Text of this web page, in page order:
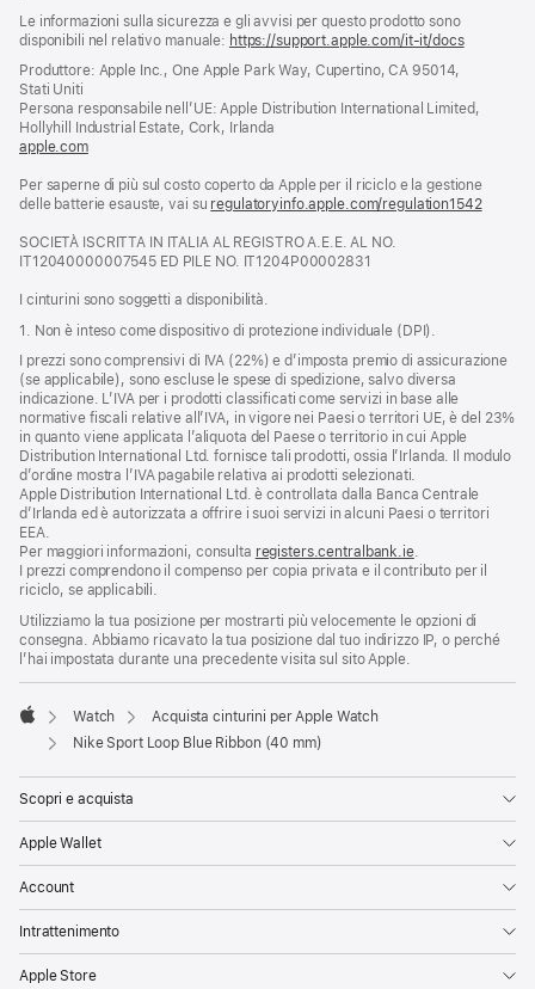
Le informazioni sulla sicurezza e gli avvisi per questo prodotto sono
disponibili nel relativo manuale: https://support.apple.com/it-it/docs(si
finestra)
Produttore: Apple Inc., One Apple Park Way, Cupertino, CA 95014,
Stati Uniti
Persona responsabile nell’UE: Apple Distribution International Limited,
Hollyhill Industrial Estate, Cork, Irlanda
apple.com(si
una
nuova
Per saperne di più sul costo coperto da Apple per il riciclo e la gestione
delle batterie esauste, vai su regulatoryinfo.apple.com/regulation1542(si
SOCIETÀ ISCRITTA IN ITALIA AL REGISTRO A.E.E. AL NO.
IT12040000007545 ED PILE NO. IT1204P00002831
I cinturini sono soggetti a disponibilità.
1. Non è inteso come dispositivo di protezione individuale (DPI).
I prezzi sono comprensivi di IVA (22%) e d’imposta premio di assicurazione
(se applicabile), sono escluse le spese di spedizione, salvo diversa
indicazione. L’IVA per i prodotti classificati come servizi in base alle
normative fiscali relative all’IVA, in vigore nei Paesi o territori UE, è del 23%
in quanto viene applicata l’aliquota del Paese o territorio in cui Apple
Distribution International Ltd. fornisce tali prodotti, ossia l’Irlanda. Il modulo
d’ordine mostra l’IVA pagabile relativa ai prodotti selezionati.
Apple Distribution International Ltd. è controllata dalla Banca Centrale
d’Irlanda ed è autorizzata a offrire i suoi servizi in alcuni Paesi o territori
EEA.
Per maggiori informazioni, consulta registers.centralbank.ie.
I prezzi comprendono il compenso per copia privata e il contributo per il
riciclo, se applicabili.
Utilizziamo la tua posizione per mostrarti più velocemente le opzioni di
consegna. Abbiamo ricavato la tua posizione dal tuo indirizzo IP, o perché
l’hai impostata durante una precedente visita sul sito Apple.
Apple
Watch
Acquista cinturini per Apple Watch
Nike Sport Loop Blue Ribbon (40 mm)
Scopri e acquista
Apple Wallet
Account
Intrattenimento
Apple Store